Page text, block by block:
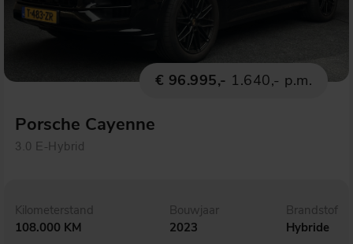
€ 96.995,- 1.640,- p.m.
Porsche Cayenne
3.0 E-Hybrid
Kilometerstand
108.000 KM
Bouwjaar
2023
Brandstof
Hybride